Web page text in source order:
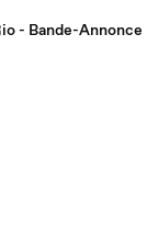
- Bande-Annonce